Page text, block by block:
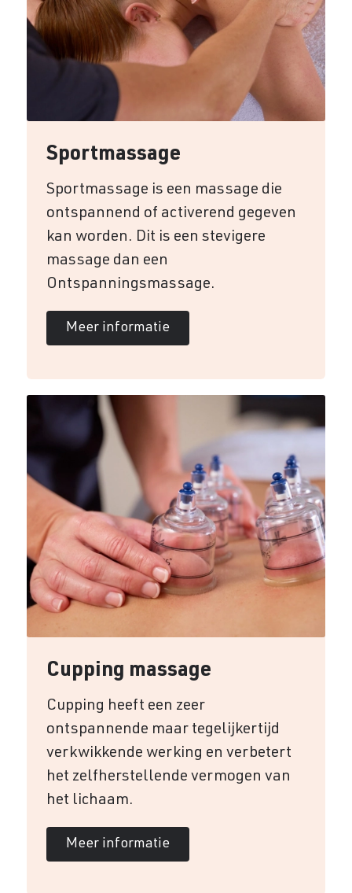
Sportmassage
Sportmassage is een massage die
ontspannend of activerend gegeven
kan worden. Dit is een stevigere
massage dan een
Ontspanningsmassage.
Meer informatie
Cupping massage
Cupping heeft een zeer
ontspannende maar tegelijkertijd
verkwikkende werking en verbetert
het zelfherstellende vermogen van
het lichaam.
Meer informatie